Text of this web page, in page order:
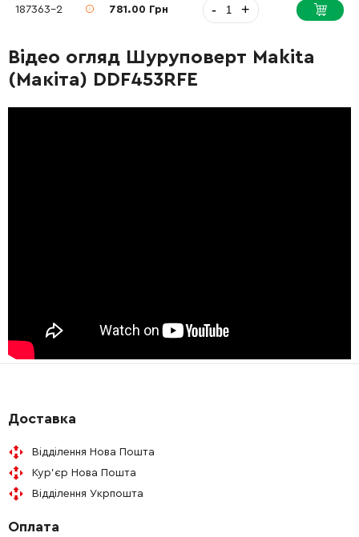
187363-2 781.00 Грн - +
Відео огляд Шуруповерт Makita
(Макіта) DDF453RFE
Доставка
Відділення Нова Пошта
Кур'єр Нова Пошта
Відділення Укрпошта
Оплата